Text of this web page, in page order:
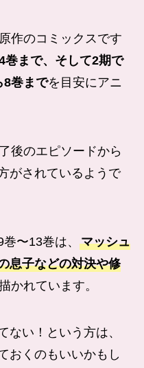
作のコミックスです
巻まで、そして2期で
8巻までを目安にアニ
後のエピソードから
がされているようで
〜13巻は、 マッシュ
息子などの対決や修
かれています。
ない！という方は、
おくのもいいかもし